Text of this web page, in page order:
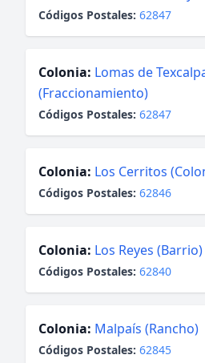
Códigos Postales: 62847
Colonia: Lomas de
(Fraccionamiento)
Códigos Postales: 62847
Colonia: Los Cerritos
Códigos Postales: 62846
Colonia: Los Reyes (Barrio)
Códigos Postales: 62840
Colonia: Malpaís (Rancho)
Códigos Postales: 62845